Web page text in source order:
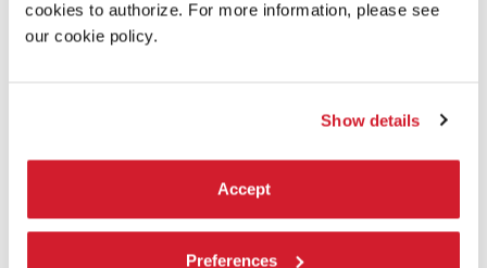
cookies to authorize. For more information, please see
our cookie policy.
Show details
Accept
Preferences
concentra sulle posizioni morali di Canan, che influenzano la
sua vita personale e professionale. Anche se ho preferito
PRODUZIONE/DISTRIBUZIONE
PRODUZIONE 1: Selman Nacar - Kuyu Film
Kemaloz Mah, 3. Cigdem Sk, no:3/3